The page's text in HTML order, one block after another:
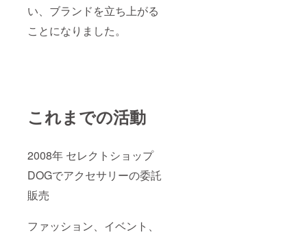
い、ブランドを立ち上がる
ことになりました。
これまでの活動
2008年 セレクトショップ
DOGでアクセサリーの委託
販売
ファッション、イベント、